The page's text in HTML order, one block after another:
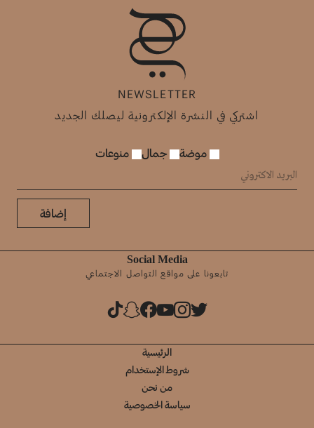
NEWSLETTER
اشتركي في النشرة الإلكترونية ليصلك الجديد
موضة جمال منوعات
إضافة
Social Media
تابعونا على مواقع التواصل الاجتماعي
الرئيسية
شروط الإستخدام
من نحن
سياسة الخصوصية